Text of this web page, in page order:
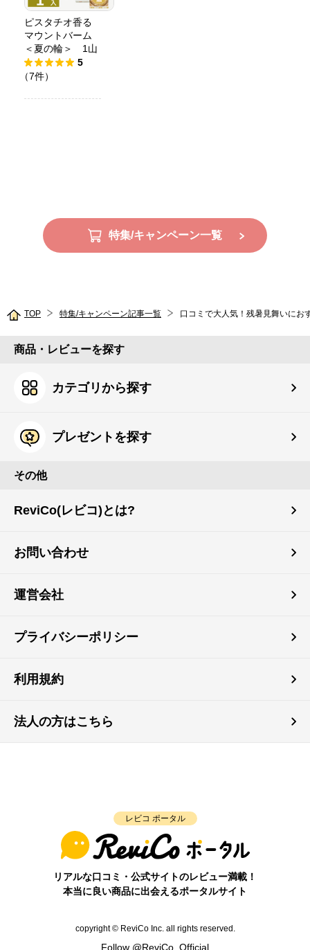
ピスタチオ香る
マウントバーム
＜夏の輪＞ 1山
5
（7件）
特集/キャンペーン一覧
TOP 特集/キャンペーン記事一覧 口コミで大人気！残暑見舞いにお
商品・レビューを探す
カテゴリから探す
プレゼントを探す
その他
ReviCo(レビコ)とは?
お問い合わせ
運営会社
プライバシーポリシー
利用規約
法人の方はこちら
レビコ ポータル
リアルな口コミ・公式サイトのレビュー満載！
本当に良い商品に出会えるポータルサイト
copyright © ReviCo Inc. all rights reserved.
Follow @ReviCo_Official